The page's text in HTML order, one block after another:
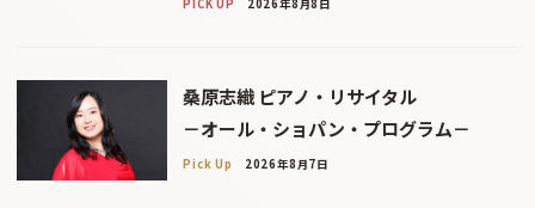
PICK UP 2026年8月8日
桑原志織 ピアノ・リサイタル
－オール・ショパン・プログラム－
Pick Up 2026年8月7日